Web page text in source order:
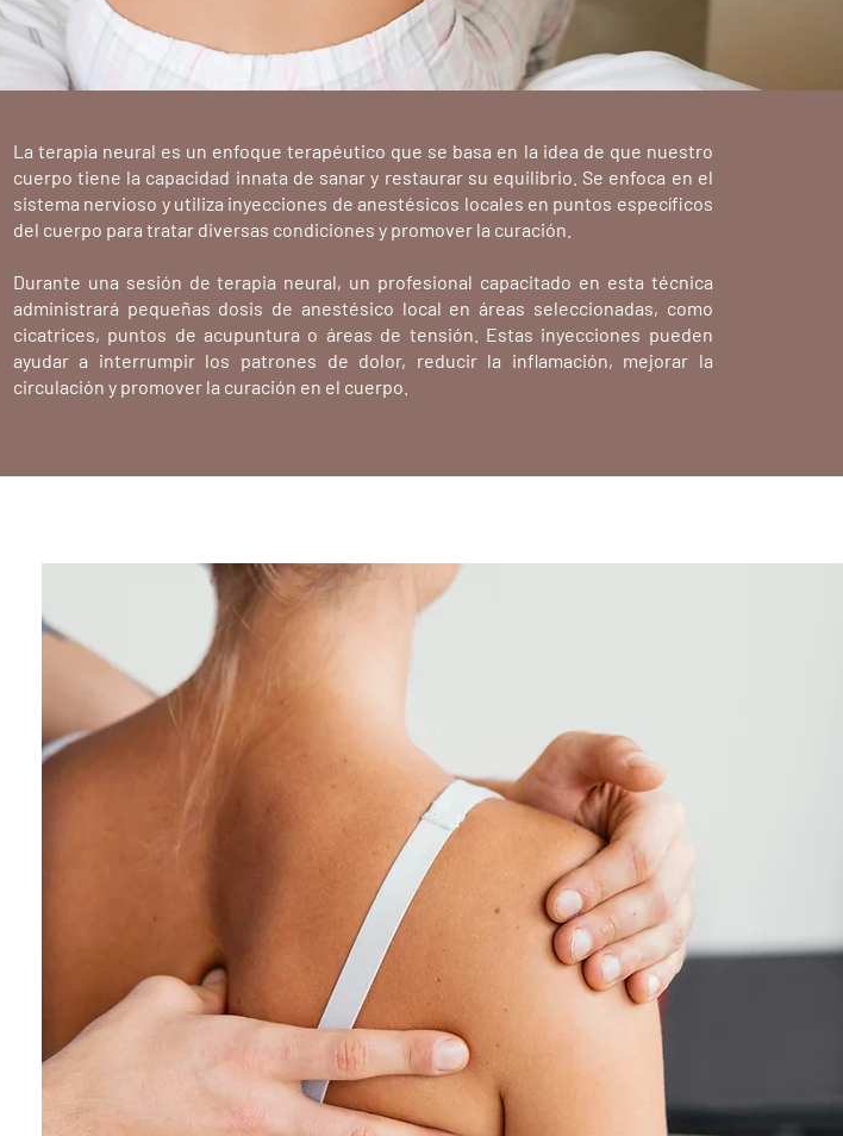
La terapia neural es un enfoque terapéutico que se basa en la idea de que nuestro
cuerpo tiene la capacidad innata de sanar y restaurar su equilibrio. Se enfoca en el
sistema nervioso y utiliza inyecciones de anestésicos locales en puntos específicos
del cuerpo para tratar diversas condiciones y promover la curación.
Durante una sesión de terapia neural, un profesional capacitado en esta técnica
administrará pequeñas dosis de anestésico local en áreas seleccionadas, como
cicatrices, puntos de acupuntura o áreas de tensión. Estas inyecciones pueden
ayudar a interrumpir los patrones de dolor, reducir la inflamación, mejorar la
circulación y promover la curación en el cuerpo.